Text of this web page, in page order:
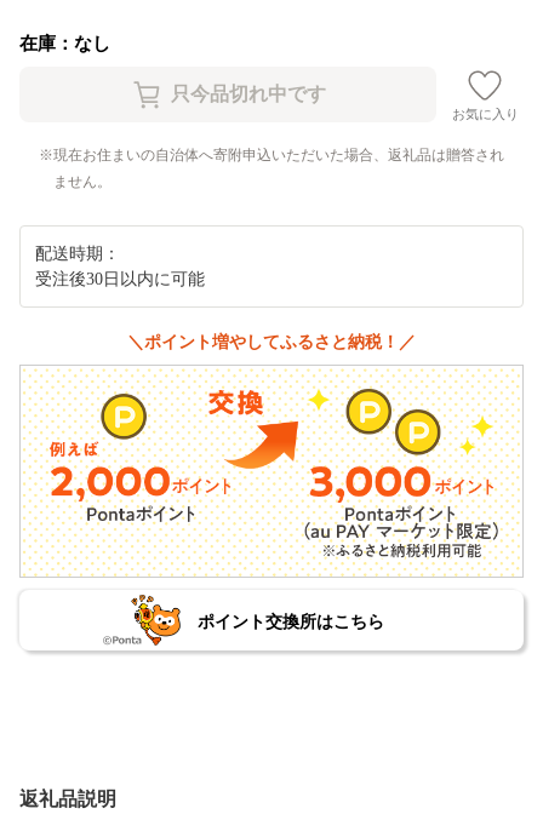
在庫：なし
お気に入り
現在お住まいの自治体へ寄附申込いただいた場合、返礼品は贈答され
ません。
配送時期：
受注後30日以内に可能
＼ポイント増やしてふるさと納税！／
ポイント交換所はこちら
返礼品説明